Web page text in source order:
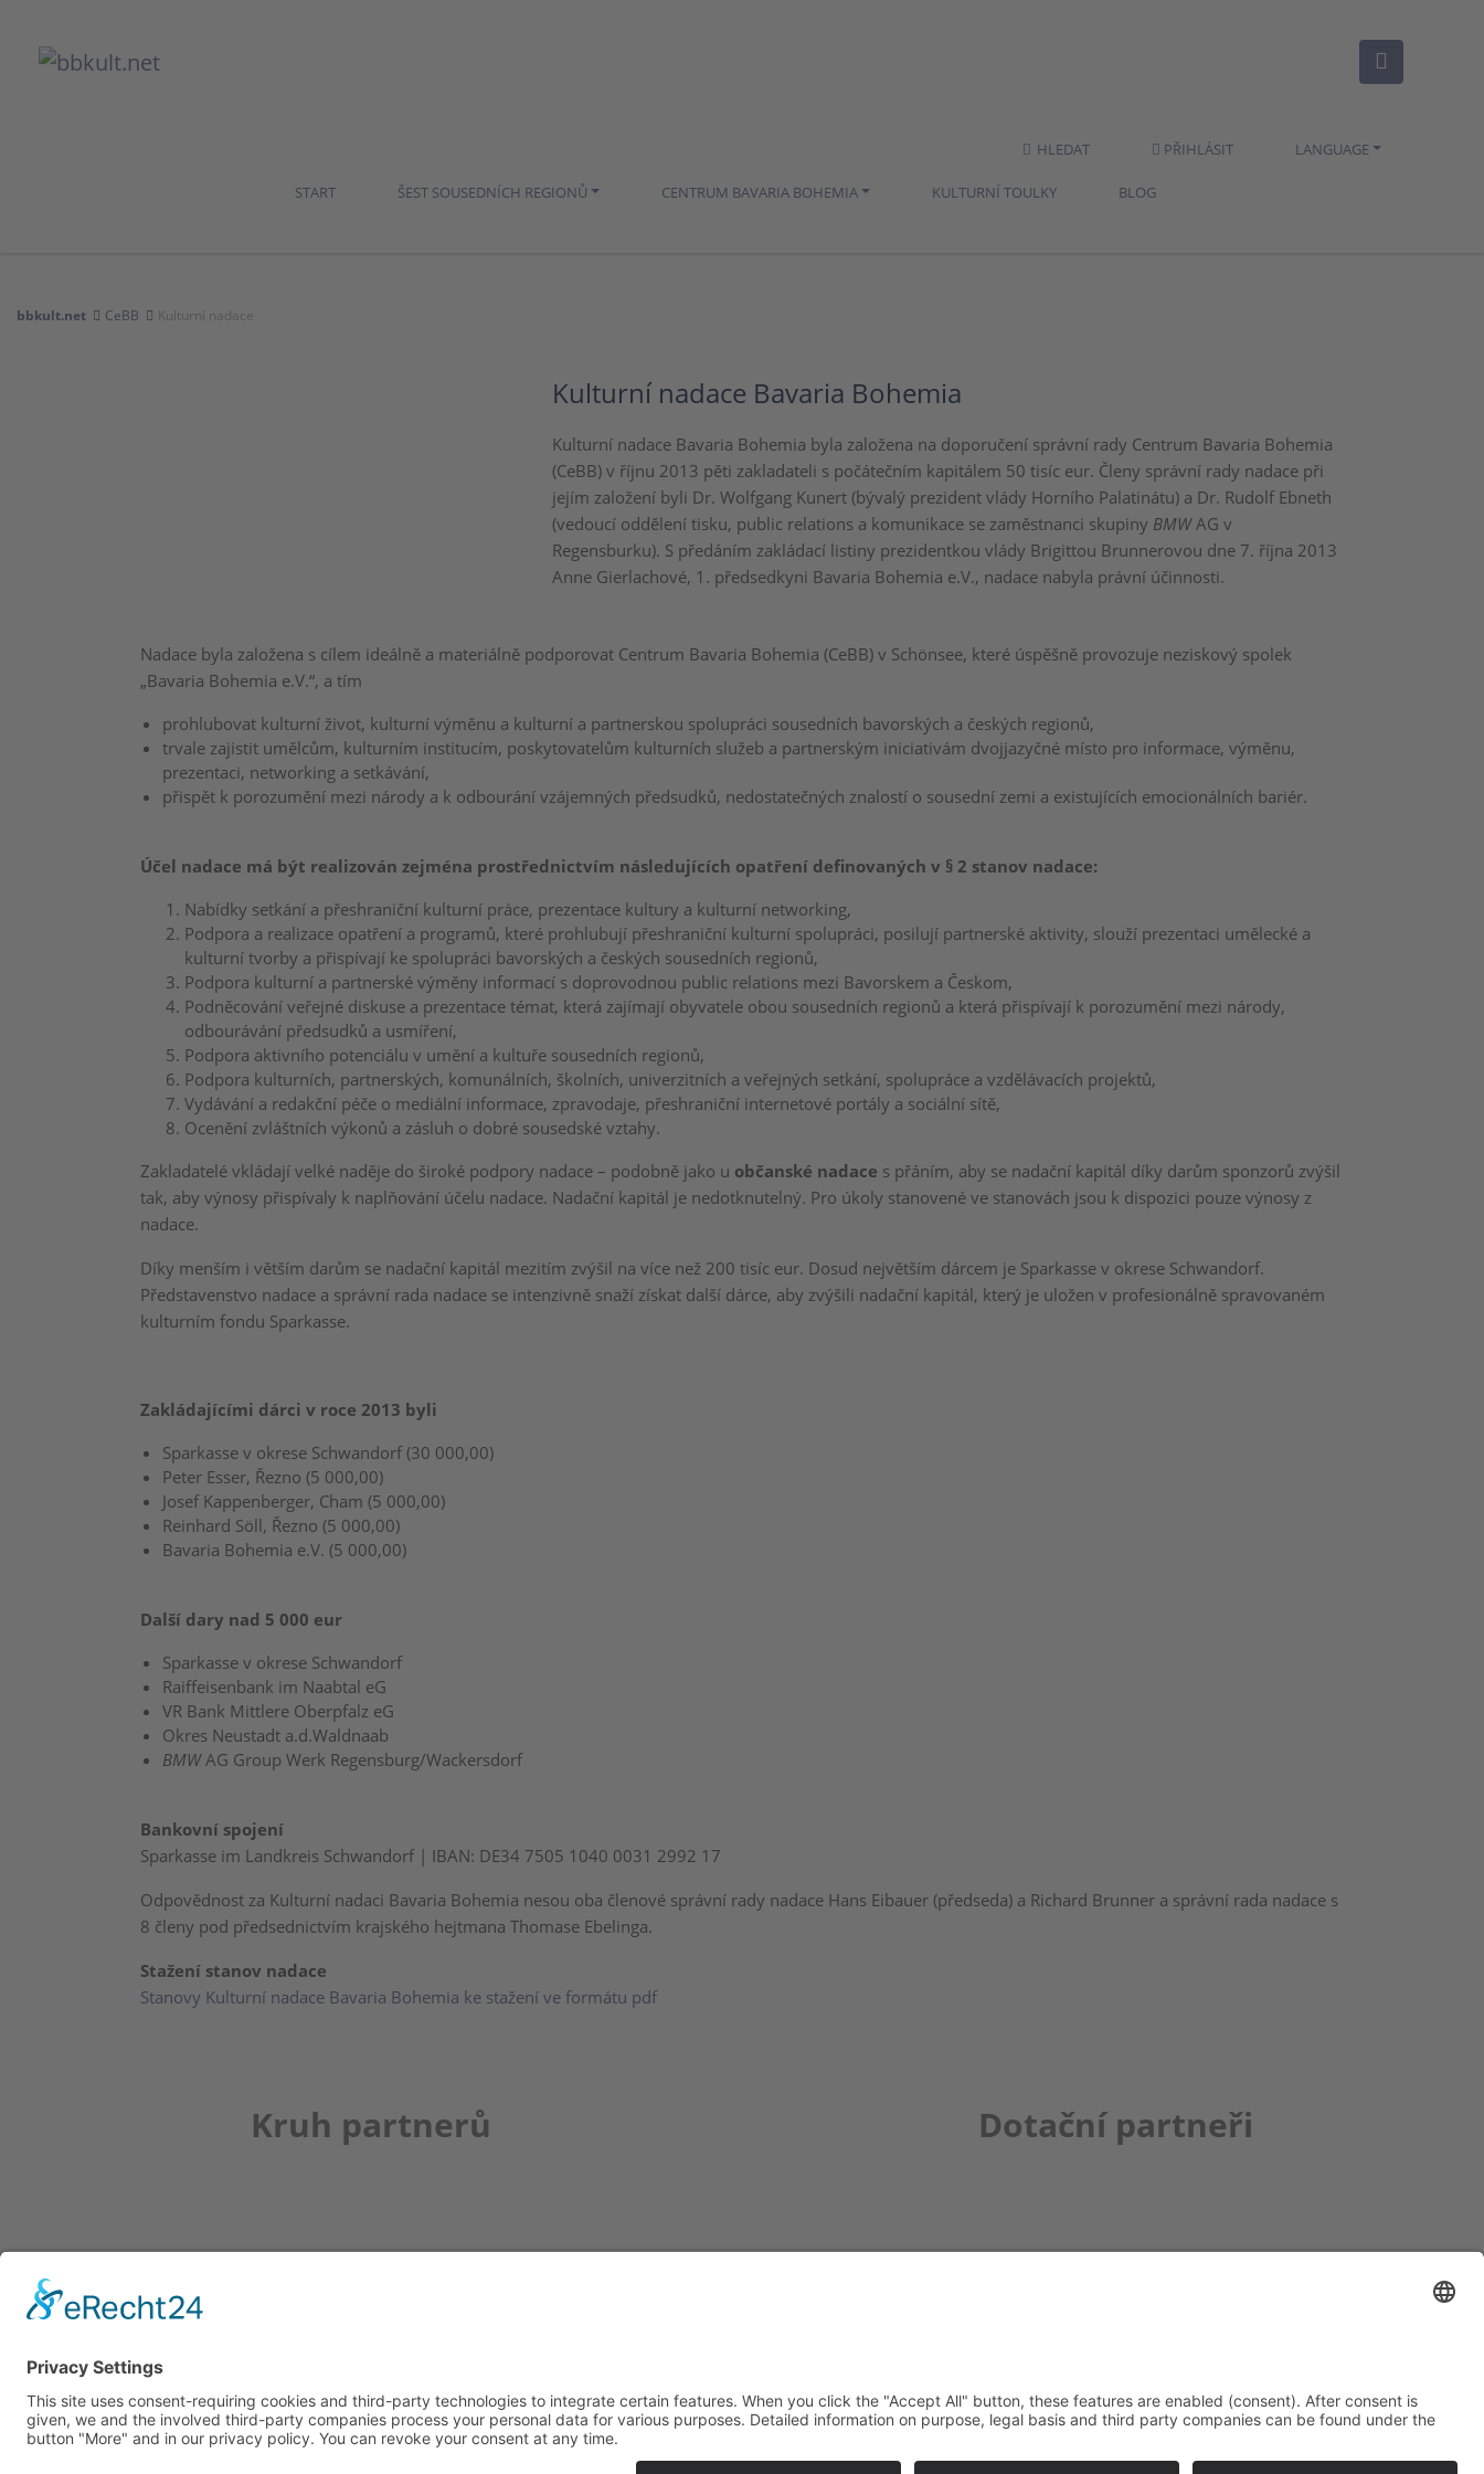
HLEDAT PŘIHLÁSIT LANGUAGE
START ŠEST SOUSEDNÍCH REGIONŮ CENTRUM BAVARIA BOHEMIA KULTURNÍ TOULKY BLOG
bbkult.net CeBB Kulturní nadace
Kulturní nadace Bavaria Bohemia
Kulturní nadace Bavaria Bohemia byla založena na doporučení správní rady Centrum Bavaria Bohemia
(CeBB) v říjnu 2013 pěti zakladateli s počátečním kapitálem 50 tisíc eur. Členy správní rady nadace při
jejím založení byli Dr. Wolfgang Kunert (bývalý prezident vlády Horního Palatinátu) a Dr. Rudolf Ebneth
(vedoucí oddělení tisku, public relations a komunikace se zaměstnanci skupiny BMWAG v
Regensburku). S předáním zakládací listiny prezidentkou vlády Brigittou Brunnerovou dne 7. října 2013
Anne Gierlachové, 1. předsedkyni Bavaria Bohemia e.V., nadace nabyla právní účinnosti.
Nadace byla založena s cílem ideálně a materiálně podporovat Centrum Bavaria Bohemia (CeBB) v Schönsee, které úspěšně provozuje neziskový spolek
„Bavaria Bohemia e.V.“, a tím
prohlubovat kulturní život, kulturní výměnu a kulturní a partnerskou spolupráci sousedních bavorských a českých regionů,
trvale zajistit umělcům, kulturním institucím, poskytovatelům kulturních služeb a partnerským iniciativám dvojjazyčné místo pro informace, výměnu,
prezentaci, networking a setkávání,
přispět k porozumění mezi národy a k odbourání vzájemných předsudků, nedostatečných znalostí o sousední zemi a existujících emocionálních bariér.
Účel nadace má být realizován zejména prostřednictvím následujících opatření definovaných v § 2 stanov nadace:
Nabídky setkání a přeshraniční kulturní práce, prezentace kultury a kulturní networking,
Podpora a realizace opatření a programů, které prohlubují přeshraniční kulturní spolupráci, posilují partnerské aktivity, slouží prezentaci umělecké a
kulturní tvorby a přispívají ke spolupráci bavorských a českých sousedních regionů,
Podpora kulturní a partnerské výměny informací s doprovodnou public relations mezi Bavorskem a Českom,
Podněcování veřejné diskuse a prezentace témat, která zajímají obyvatele obou sousedních regionů a která přispívají k porozumění mezi národy,
odbourávání předsudků a usmíření,
Podpora aktivního potenciálu v umění a kultuře sousedních regionů,
Podpora kulturních, partnerských, komunálních, školních, univerzitních a veřejných setkání, spolupráce a vzdělávacích projektů,
Vydávání a redakční péče o mediální informace, zpravodaje, přeshraniční internetové portály a sociální sítě,
Ocenění zvláštních výkonů a zásluh o dobré sousedské vztahy.
Zakladatelé vkládají velké naděje do široké podpory nadace – podobně jako u občanské nadace s přáním, aby se nadační kapitál díky darům sponzorů zvýšil
tak, aby výnosy přispívaly k naplňování účelu nadace. Nadační kapitál je nedotknutelný. Pro úkoly stanovené ve stanovách jsou k dispozici pouze výnosy z
nadace.
Díky menším i větším darům se nadační kapitál mezitím zvýšil na více než 200 tisíc eur. Dosud největším dárcem je Sparkasse v okrese Schwandorf.
Představenstvo nadace a správní rada nadace se intenzivně snaží získat další dárce, aby zvýšili nadační kapitál, který je uložen v profesionálně spravovaném
kulturním fondu Sparkasse.
Zakládajícími dárci v roce 2013 byli
Sparkasse v okrese Schwandorf (30 000,00)
Peter Esser, Řezno (5 000,00)
Josef Kappenberger, Cham (5 000,00)
Reinhard Söll, Řezno (5 000,00)
Bavaria Bohemia e.V. (5 000,00)
Další dary nad 5 000 eur
Sparkasse v okrese Schwandorf
Raiffeisenbank im Naabtal eG
VR Bank Mittlere Oberpfalz eG
Okres Neustadt a.d.Waldnaab
BMWAG Group Werk Regensburg/Wackersdorf
Bankovní spojení
Sparkasse im Landkreis Schwandorf | IBAN: DE34 7505 1040 0031 2992 17
Odpovědnost za Kulturní nadaci Bavaria Bohemia nesou oba členové správní rady nadace Hans Eibauer (předseda) a Richard Brunner a správní rada nadace s
8 členy pod předsednictvím krajského hejtmana Thomase Ebelinga.
Stažení stanov nadace
Stanovy Kulturní nadace Bavaria Bohemia ke stažení ve formátu pdf
Kruh partnerů Dotační partneři
K REGISTRACI
Freyung 1, 92539 Schönsee
Tel.:+49 (0)9674 / 92 48 78
veronika.hofinger@cebb.de